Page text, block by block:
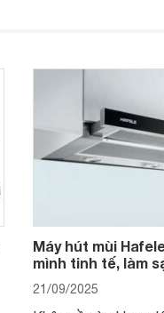
Máy hút mùi
mình tinh tế, làm
21/09/2025